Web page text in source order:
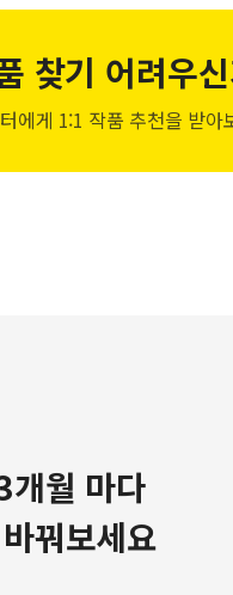
찾기 어려우
에게 1:1 작품 추천을 받
개월 마다
꿔보세요